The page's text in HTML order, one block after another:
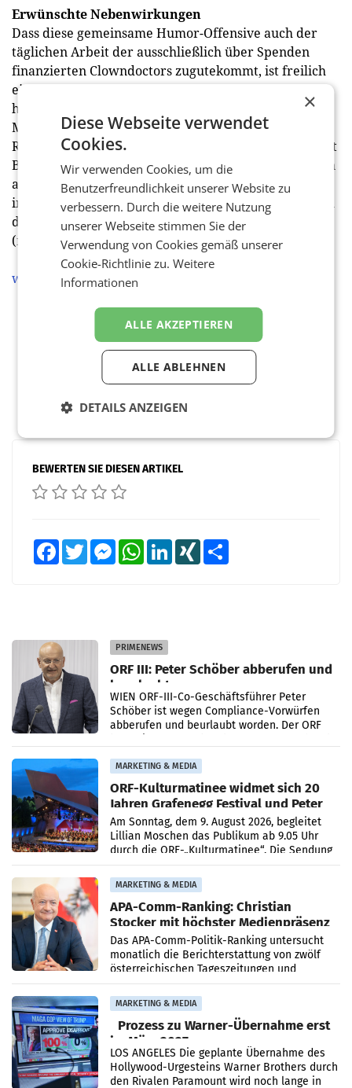
Erwünschte Nebenwirkungen
Dass diese gemeinsame Humor-Offensive auch der
täglichen Arbeit der ausschließlich über Spenden
finanzierten Clowndoctors zugutekommt, ist freilich
eine weitere erwünschte Nebenwirkung. „Natürlich
hoffen wir, dass diese gemeinsame Aktion die
Markenbekanntheit der Rote Nasen stützt und
Rückenwind für die Spendenbereitschaft bringt“, sagt
Bacanovic. Deshalb sind im Programm von Infoscreen
auch immer wieder klassische Imagespots zur sehen,
in denen die ausnahmslos unentgeltlichen Leistungen
der Rote Nasen Clowndoctors thematisiert werden.
(red)
www.Infoscreen.at
BEWERTEN SIE DIESEN ARTIKEL
FacebookTwitter MessengerWhatsAppLinkedInXING
PRIMENEWS
ORF III: Peter Schöber abberufen und
beurlaubt
WIEN ORF-III-Co-Geschäftsführer Peter
Schöber ist wegen Compliance-Vorwürfen
abberufen und beurlaubt worden. Der ORF
MARKETING & MEDIA
ORF-Kulturmatinee widmet sich 20
Jahren Grafenegg Festival und Peter
Simonischek
Am Sonntag, dem 9. August 2026, begleitet
Lillian Moschen das Publikum ab 9.05 Uhr
durch die ORF-„Kulturmatinee“. Die Sendung
startet mit der Dokumentation „20 Jahre
Grafenegg
MARKETING & MEDIA
APA-Comm-Ranking: Christian
Stocker mit höchster Medienpräsenz
im Juli
Das APA-Comm-Politik-Ranking untersucht
monatlich die Berichterstattung von zwölf
österreichischen Tageszeitungen und
analysiert, welche Politikerinnen und
Politiker Österreichs die
MARKETING & MEDIA
Prozess zu Warner-Übernahme erst
im März 2027
LOS ANGELES Die geplante Übernahme des
Hollywood-Urgesteins Warner Brothers durch
den Rivalen Paramount wird noch lange in
×
Diese Webseite verwendet
Cookies.
Wir verwenden Cookies, um die
Benutzerfreundlichkeit unserer Website zu
verbessern. Durch die weitere Nutzung
unserer Webseite stimmen Sie der
Verwendung von Cookies gemäß unserer
Cookie-Richtlinie zu.Weitere
Informationen
ALLE AKZEPTIEREN
ALLE ABLEHNEN
DETAILS ANZEIGEN